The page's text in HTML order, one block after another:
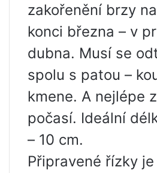
zakořenění brzy
konci března – v
dubna. Musí se
spolu s patou –
kmene. A nejlépe
počasí. Ideální
– 10 cm.
Připravené řízky